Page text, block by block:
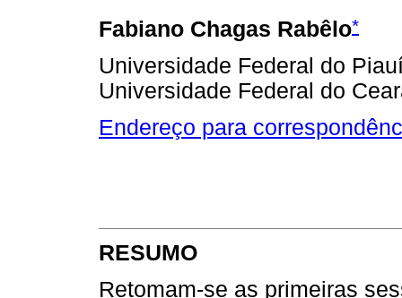
Fabiano Chagas Rabêlo*
Universidade Federal do
Universidade Federal do
Endereço para
RESUMO
Retomam-se as primeiras